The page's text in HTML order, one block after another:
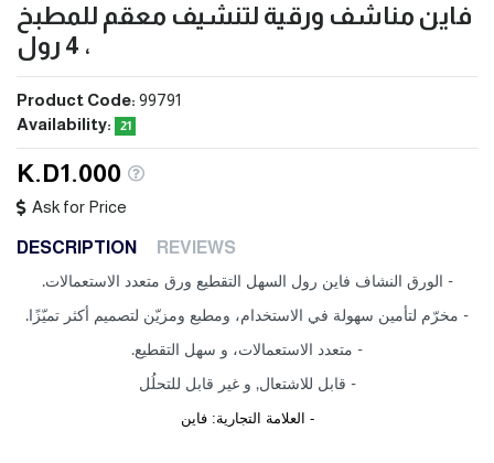
فاين مناشف ورقية لتنشيف معقم للمطبخ
، 4 رول
DESCRIPTION REVIEWS
- الورق النشاف فاين رول السهل التقطيع ورق متعدد الاستعمالات.
- مخرّم لتأمين سهولة في الاستخدام، ومطبع ومزيّن لتصميم أكثر تميّزًا.
- متعدد الاستعمالات، و سهل التقطيع.
- قابل للاشتعال, و غير قابل للتحلُل
- العلامة التجارية: فاين
Product Code: 99791
Availability:
21
K.D1.000
Ask for Price